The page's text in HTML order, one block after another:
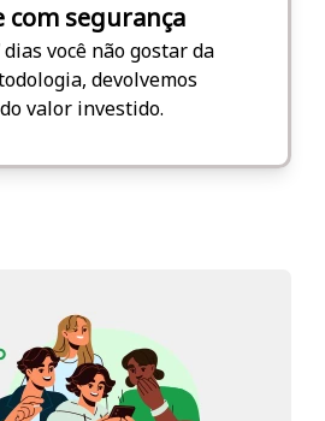
com segurança
dias você não gostar da
devolvemos
valor investido.